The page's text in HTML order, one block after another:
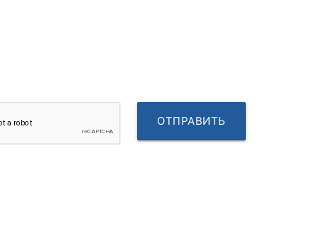
ОТПРАВИТЬ